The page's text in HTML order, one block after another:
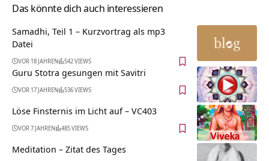
Das könnte dich auch interessieren
Samadhi, Teil 1 – Kurzvortrag als mp3
Datei
VOR 18 JAHREN 542 VIEWS
Guru Stotra gesungen mit Savitri
VOR 17 JAHREN 536 VIEWS
Löse Finsternis im Licht auf – VC403
VOR 7 JAHREN 485 VIEWS
Meditation – Zitat des Tages